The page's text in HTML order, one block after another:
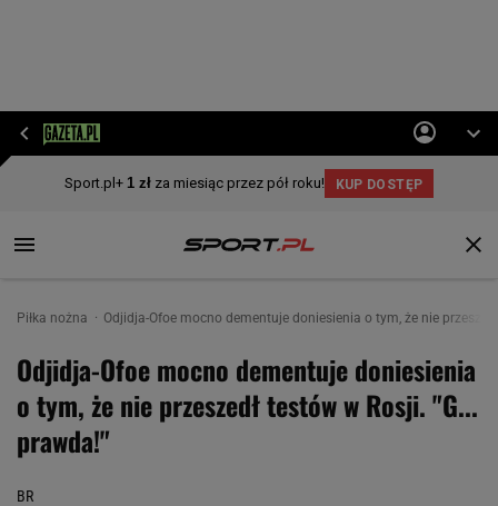
Piłka nożna Odjidja-Ofoe mocno dementuje doniesienia o tym, że nie
Odjidja-Ofoe mocno dementuje doniesienia
o tym, że nie przeszedł testów w Rosji. "G...
prawda!"
BR